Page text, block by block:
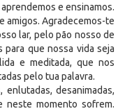
e ensinamos.
amigos. Agradecemos-te
lar, pelo pão nosso de
que nossa vida seja
e meditada, que nos
pelo tua palavra.
desanimadas,
neste momento sofrem.